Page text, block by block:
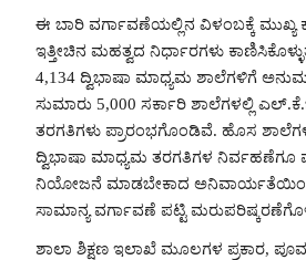
ಈ ಬಾರಿ ವರ್ಗಾವಣೆಯಲ್ಲಿನ ವಿಳಂಬಕ್ಕೆ ಮುಖ್ಯ
ಇತ್ತೀಚಿನ ಮಹತ್ವದ ನಿರ್ಧಾರಗಳು
4,134 ದ್ವಿಭಾಷಾ ಮಾಧ್ಯಮ ಶಾಲೆಗಳಿಗೆ
ಸುಮಾರು 5,000 ಸರ್ಕಾರಿ ಶಾಲೆಗಳಲ್ಲಿ
ತರಗತಿಗಳು ಪ್ರಾರಂಭಗೊಂಡಿವೆ. ಹೊಸ
ದ್ವಿಭಾಷಾ ಮಾಧ್ಯಮ ತರಗತಿಗಳ ನಿರ್ವಹಣೆಗೂ
ನಿಯೋಜನೆ ಮಾಡಬೇಕಾದ
ಸಾಮಾನ್ಯ ವರ್ಗಾವಣೆ ಪಟ್ಟಿ
ಶಾಲಾ ಶಿಕ್ಷಣ ಇಲಾಖೆ ಮೂಲಗಳ ಪ್ರಕಾರ,